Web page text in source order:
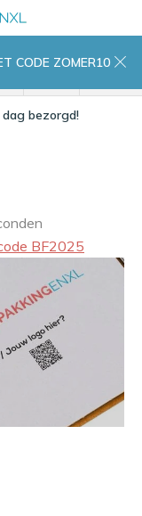
CODE ZOMER10
dag bezorgd!
BF2025